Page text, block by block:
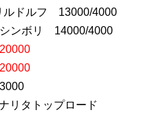
ルドルフ 13000/4000
シンボリ 14000/4000
リタトップロード